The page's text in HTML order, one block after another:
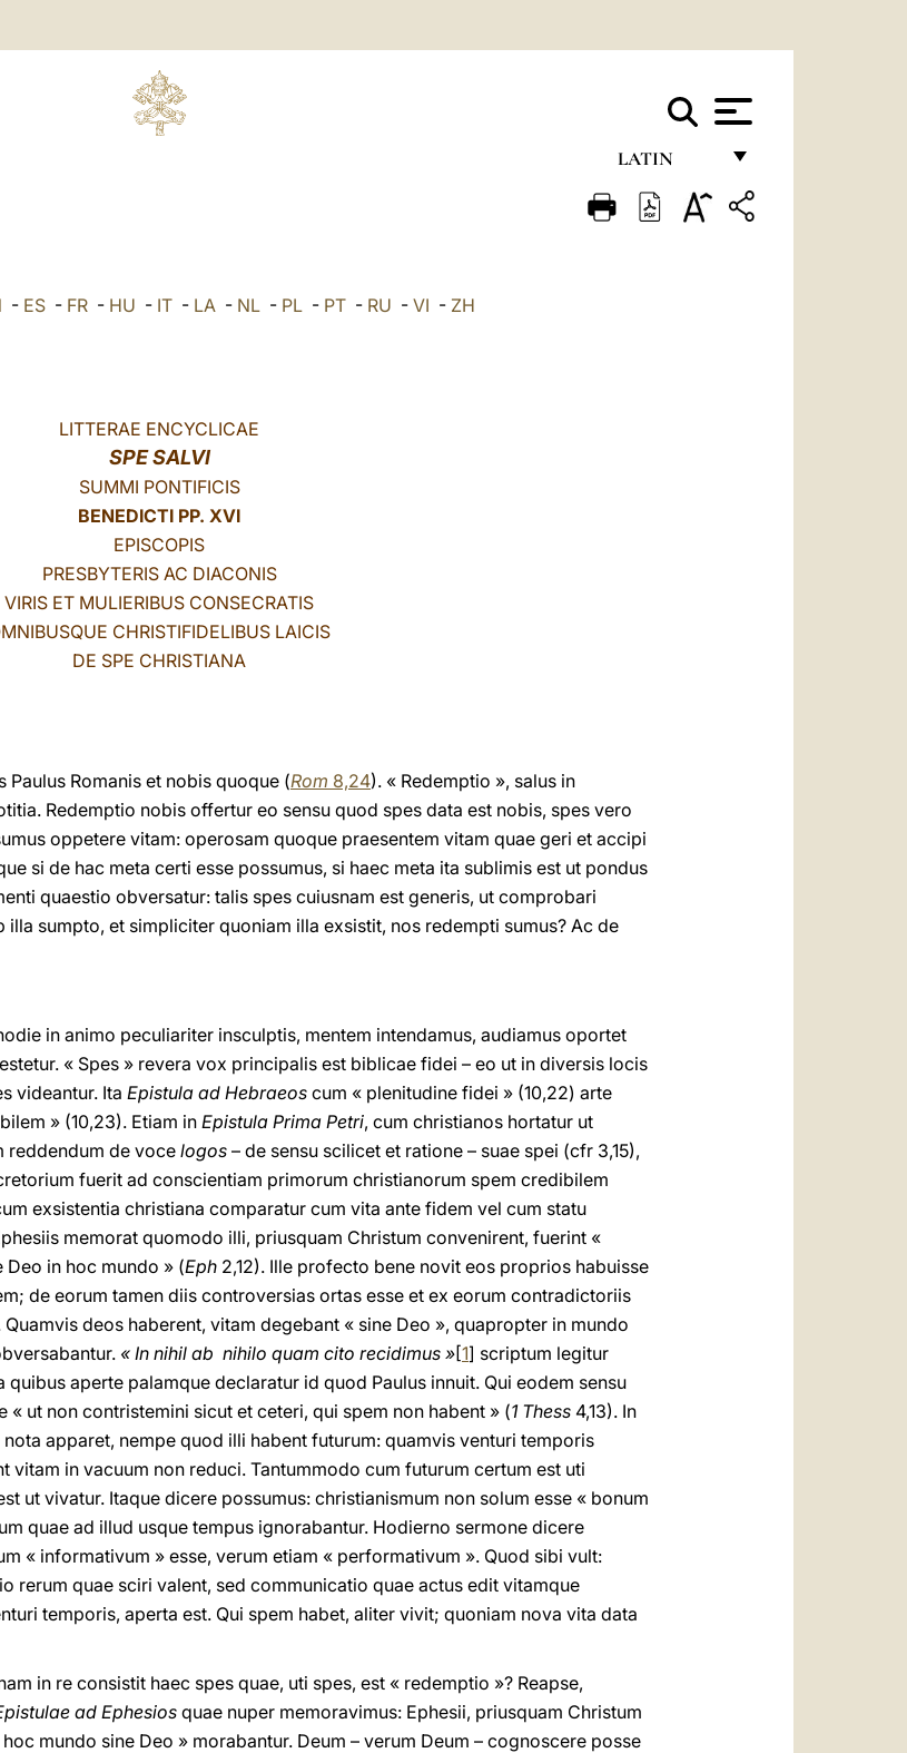
LATIN
FRANÇAIS
- ES- FR- HU - IT- LA- NL- PL- PT- RU - VI - ZH
LITTERAE ENCYCLICAE
SPE SALVI
SUMMI PONTIFICIS
BENEDICTI PP. XVI
EPISCOPIS
PRESBYTERIS AC DIACONIS
VIRIS ET MULIERIBUS CONSECRATIS
CHRISTIFIDELIBUS LAICIS
DE SPE CHRISTIANA
Paulus Romanis et nobis quoque (Rom 8,24). « Redemptio », salus in
Redemptio nobis offertur eo sensu quod spes data est nobis, spes vero
oppetere vitam: operosam quoque praesentem vitam quae geri et accipi
si de hac meta certi esse possumus, si haec meta ita sublimis est ut pondus
quaestio obversatur: talis spes cuiusnam est generis, ut comprobari
sumpto, et simpliciter quoniam illa exsistit, nos redempti sumus? Ac de
in animo peculiariter insculptis, mentem intendamus, audiamus oportet
« Spes » revera vox principalis est biblicae fidei – eo ut in diversis locis
videantur. Ita Epistula ad Hebraeos cum « plenitudine fidei » (10,22) arte
» (10,23). Etiam in Epistula Prima Petri, cum christianos hortatur ut
reddendum de vocelogos – de sensu scilicet et ratione – suae spei (cfr 3,15),
fuerit ad conscientiam primorum christianorum spem credibilem
exsistentia christiana comparatur cum vita ante fidem vel cum statu
memorat quomodo illi, priusquam Christum convenirent, fuerint «
Deo in hoc mundo » (Eph 2,12). Ille profecto bene novit eos proprios habuisse
de eorum tamen diis controversias ortas esse et ex eorum contradictoriis
deos haberent, vitam degebant « sine Deo », quapropter in mundo
« In nihil ab nihilo quam cito recidimus »[1] scriptum legitur
aperte palamque declaratur id quod Paulus innuit. Qui eodem sensu
ut non contristemini sicut et ceteri, qui spem non habent » (1 Thess 4,13). In
apparet, nempe quod illi habent futurum: quamvis venturi temporis
vitam in vacuum non reduci. Tantummodo cum futurum certum est uti
ut vivatur. Itaque dicere possumus: christianismum non solum esse « bonum
quae ad illud usque tempus ignorabantur. Hodierno sermone dicere
« informativum » esse, verum etiam « performativum ». Quod sibi vult:
rerum quae sciri valent, sed communicatio quae actus edit vitamque
temporis, aperta est. Qui spem habet, aliter vivit; quoniam nova vita data
in re consistit haec spes quae, uti spes, est « redemptio »? Reapse,
ad Ephesios quae nuper memoravimus: Ephesii, priusquam Christum
mundo sine Deo » morabantur. Deum – verum Deum – cognoscere posse